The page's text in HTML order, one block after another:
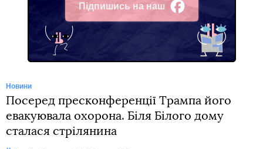
Підпишись на наш
Facebook
Новини
Посеред пресконференції Трампа його
евакуювала охорона. Біля Білого дому
сталася стрілянина